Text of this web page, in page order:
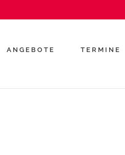
ANGEBOTE TERMINE